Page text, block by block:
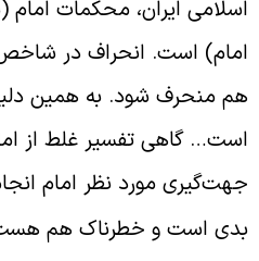
ایران، محکمات امام
است. انحراف در شاخص
منحرف شود. به همین
گاهی تفسیر غلط از
مورد نظر امام
است و خطرناک هم